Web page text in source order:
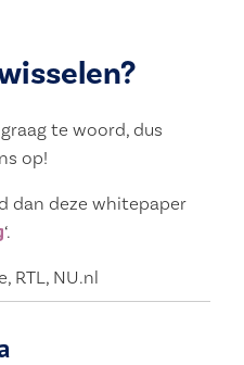
te woord, dus
op!
dan deze whitepaper
‘.
RTL, NU.nl